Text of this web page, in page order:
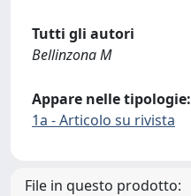
Tutti gli autori
Bellinzona M
Appare nelle tipologie:
1a - Articolo su rivista
File in questo prodotto: